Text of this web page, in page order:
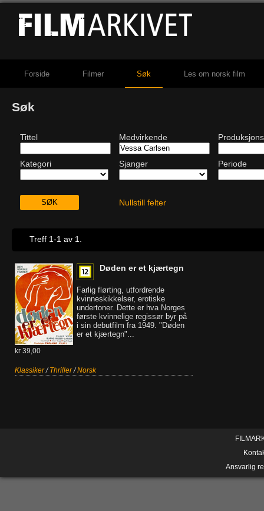
Forside Filmer Søk Les om norsk film
Søk
Tittel Medvirkende
Kategori Sjanger Periode
Nullstill felter
Treff 1-1 av 1.
Døden er et kjærtegn
Farlig flørting, utfordrende
kvinneskikkelser, erotiske
undertoner. Dette er hva Norges
første kvinnelige regissør byr på
i sin debutfilm fra 1949. "Døden
er et kjærtegn"...
kr 39,00
Klassiker/Thriller/Norsk
Ansvarlig